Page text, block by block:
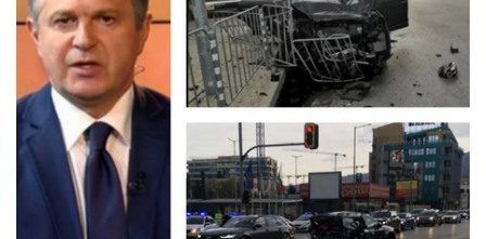
Управители:
Веселин
Василев,
email:
v.vasilev@flagman.bg
Катя
Касабова,
k.kassabova@flagman.bg